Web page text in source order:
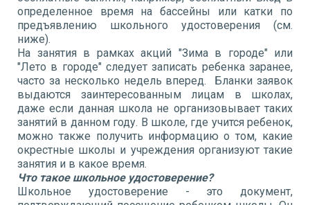
определенное время на бассейны или катки по
предъявлению школьного удостоверения (см.
ниже).
На занятия в рамках акций "Зима в городе" или
"Лето в городе" следует записать ребенка заранее,
часто за несколько недель вперед. Бланки заявок
выдаются заинтересованным лицам в школах,
даже если данная школа не организовывает таких
занятий в данном году. В школе, где учится ребенок,
можно также получить информацию о том, какие
окрестные школы и учреждения организуют такие
занятия и в какое время.
Что такое школьное удостоверение?
Школьное удостоверение - это документ,